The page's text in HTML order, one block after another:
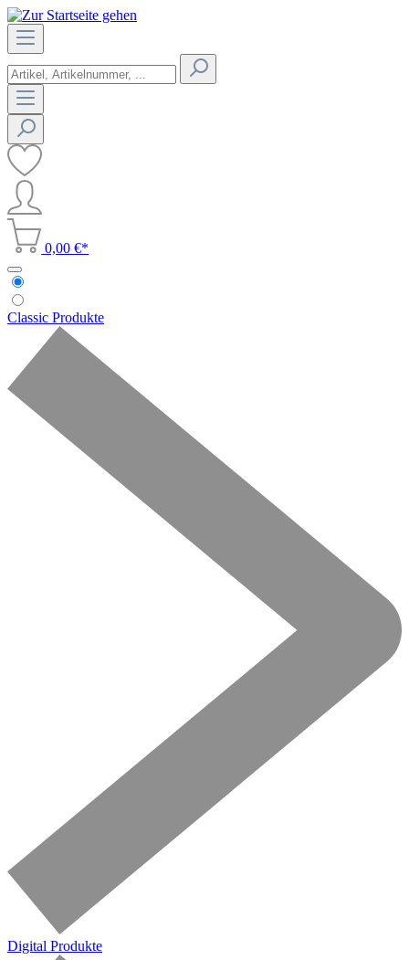
0,00 €*
Classic Produkte
Digital Produkte